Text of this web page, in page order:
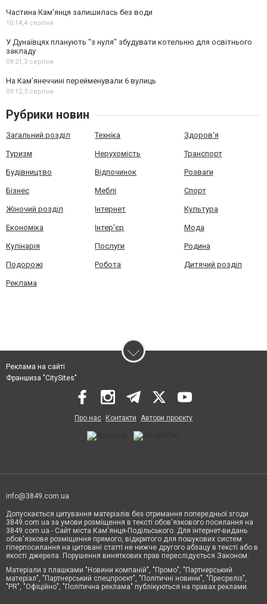
Частина Кам'янця залишилась без води
10:14,4 серпня
У Дунаївцях планують "з нуля" збудувати котельню для освітнього
закладу
09:21,3 серпня
На Камʼянеччині перейменували 6 вулиць
09:12,3 серпня
Рубрики новин
Загальний розділ Техніка Здоров'я
Туризм Нерухомість Транспорт
Будівництво Відпочинок Розваги
Бізнес Меблі Спорт
Жіночий розділ Інтернет Культура
Економіка Інтер'єр Мода
Кулінарія Послуги Родина
Подорожі Робота Дитячий розділ
Реклама
Реклама на сайті
Франшиза "CitySites"
Про нас Контакти Автори проєкту
info@3849.com.ua
Допускається цитування матеріалів без отримання попередньої згоди
3849.com.ua за умови розміщення в тексті обов'язкового посилання на
3849.com.ua - Сайт міста Кам'янця-Подільського. Для інтернет-видань
обов'язкове розміщення прямого, відкритого для пошукових систем
гіперпосилання на цитовані статті не нижче другого абзацу в тексті або в
якості джерела. Порушення виняткових прав переслідується Законом.
Матеріали з плашками "Новини компаній", "Промо", "Партнерський
матеріал", "Партнерський спецпроєкт", "Політичні новини", "Пресреліз",
"PR", "Офіційно", "Політична реклама" публікуються на правах реклами.